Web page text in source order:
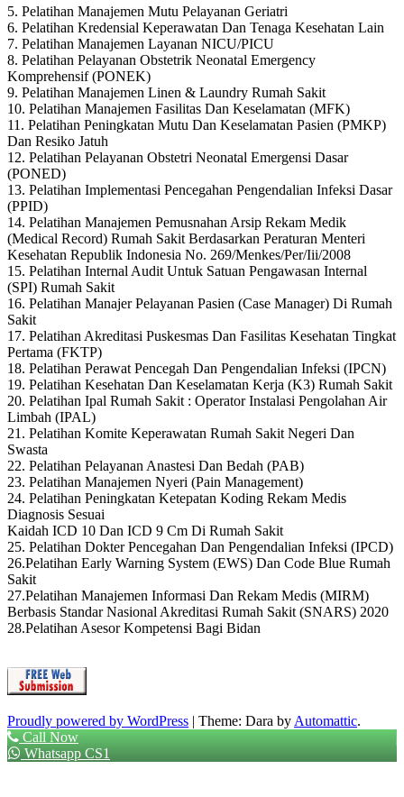
5. Pelatihan Manajemen Mutu Pelayanan Geriatri
6. Pelatihan Kredensial Keperawatan Dan Tenaga Kesehatan Lain
7. Pelatihan Manajemen Layanan NICU/PICU
8. Pelatihan Pelayanan Obstetrik Neonatal Emergency
Komprehensif (PONEK)
9. Pelatihan Manajemen Linen & Laundry Rumah Sakit
10. Pelatihan Manajemen Fasilitas Dan Keselamatan (MFK)
11. Pelatihan Peningkatan Mutu Dan Keselamatan Pasien (PMKP)
Dan Resiko Jatuh
12. Pelatihan Pelayanan Obstetri Neonatal Emergensi Dasar
(PONED)
13. Pelatihan Implementasi Pencegahan Pengendalian Infeksi Dasar
(PPID)
14. Pelatihan Manajemen Pemusnahan Arsip Rekam Medik
(Medical Record) Rumah Sakit Berdasarkan Peraturan Menteri
Kesehatan Republik Indonesia No. 269/Menkes/Per/Iii/2008
15. Pelatihan Internal Audit Untuk Satuan Pengawasan Internal
(SPI) Rumah Sakit
16. Pelatihan Manajer Pelayanan Pasien (Case Manager) Di Rumah
Sakit
17. Pelatihan Akreditasi Puskesmas Dan Fasilitas Kesehatan Tingkat
Pertama (FKTP)
18. Pelatihan Perawat Pencegah Dan Pengendalian Infeksi (IPCN)
19. Pelatihan Kesehatan Dan Keselamatan Kerja (K3) Rumah Sakit
20. Pelatihan Ipal Rumah Sakit : Operator Instalasi Pengolahan Air
Limbah (IPAL)
21. Pelatihan Komite Keperawatan Rumah Sakit Negeri Dan
Swasta
22. Pelatihan Pelayanan Anastesi Dan Bedah (PAB)
23. Pelatihan Manajemen Nyeri (Pain Management)
24. Pelatihan Peningkatan Ketepatan Koding Rekam Medis
Diagnosis Sesuai
Kaidah ICD 10 Dan ICD 9 Cm Di Rumah Sakit
25. Pelatihan Dokter Pencegahan Dan Pengendalian Infeksi (IPCD)
26.Pelatihan Early Warning System (EWS) Dan Code Blue Rumah
Sakit
27.Pelatihan Manajemen Informasi Dan Rekam Medis (MIRM)
Berbasis Standar Nasional Akreditasi Rumah Sakit (SNARS) 2020
28.Pelatihan Asesor Kompetensi Bagi Bidan
Proudly powered by WordPress | Theme: Dara by Automattic.
Call Now
Whatsapp CS1